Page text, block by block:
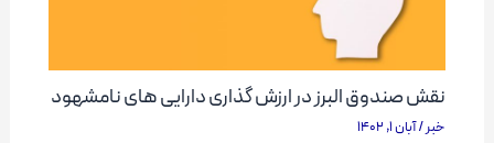
نقش صندوق البرز در ارزش گذاری دارایی های نامشهود
خبر/آبان 1, 1402